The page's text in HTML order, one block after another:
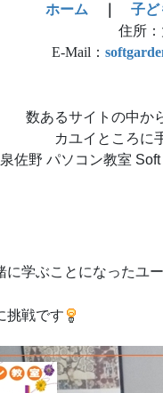
ホーム
子ど
住所
E-Mail：
数あるサイトの中か
カユイところに
佐野 パソコン教室
に学ぶことになったユ
挑戦です